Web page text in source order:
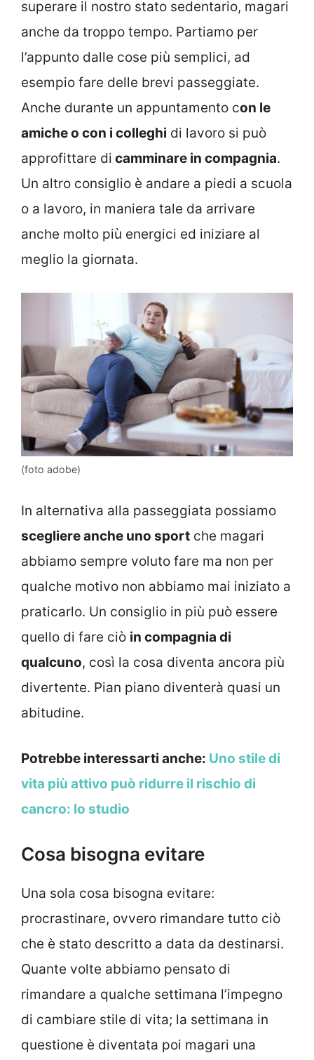
superare il nostro stato sedentario, magari
anche da troppo tempo. Partiamo per
l’appunto dalle cose più semplici, ad
esempio fare delle brevi passeggiate.
Anche durante un appuntamento con le
amiche o con i colleghi di lavoro si può
approfittare di camminare in compagnia.
Un altro consiglio è andare a piedi a scuola
o a lavoro, in maniera tale da arrivare
anche molto più energici ed iniziare al
meglio la giornata.
(foto adobe)
In alternativa alla passeggiata possiamo
scegliere anche uno sport che magari
abbiamo sempre voluto fare ma non per
qualche motivo non abbiamo mai iniziato a
praticarlo. Un consiglio in più può essere
quello di fare ciò in compagnia di
qualcuno, così la cosa diventa ancora più
divertente. Pian piano diventerà quasi un
abitudine.
Potrebbe interessarti anche: Uno stile di
vita più attivo può ridurre il rischio di
cancro: lo studio
Cosa bisogna evitare
Una sola cosa bisogna evitare:
procrastinare, ovvero rimandare tutto ciò
che è stato descritto a data da destinarsi.
Quante volte abbiamo pensato di
rimandare a qualche settimana l’impegno
di cambiare stile di vita; la settimana in
questione è diventata poi magari una